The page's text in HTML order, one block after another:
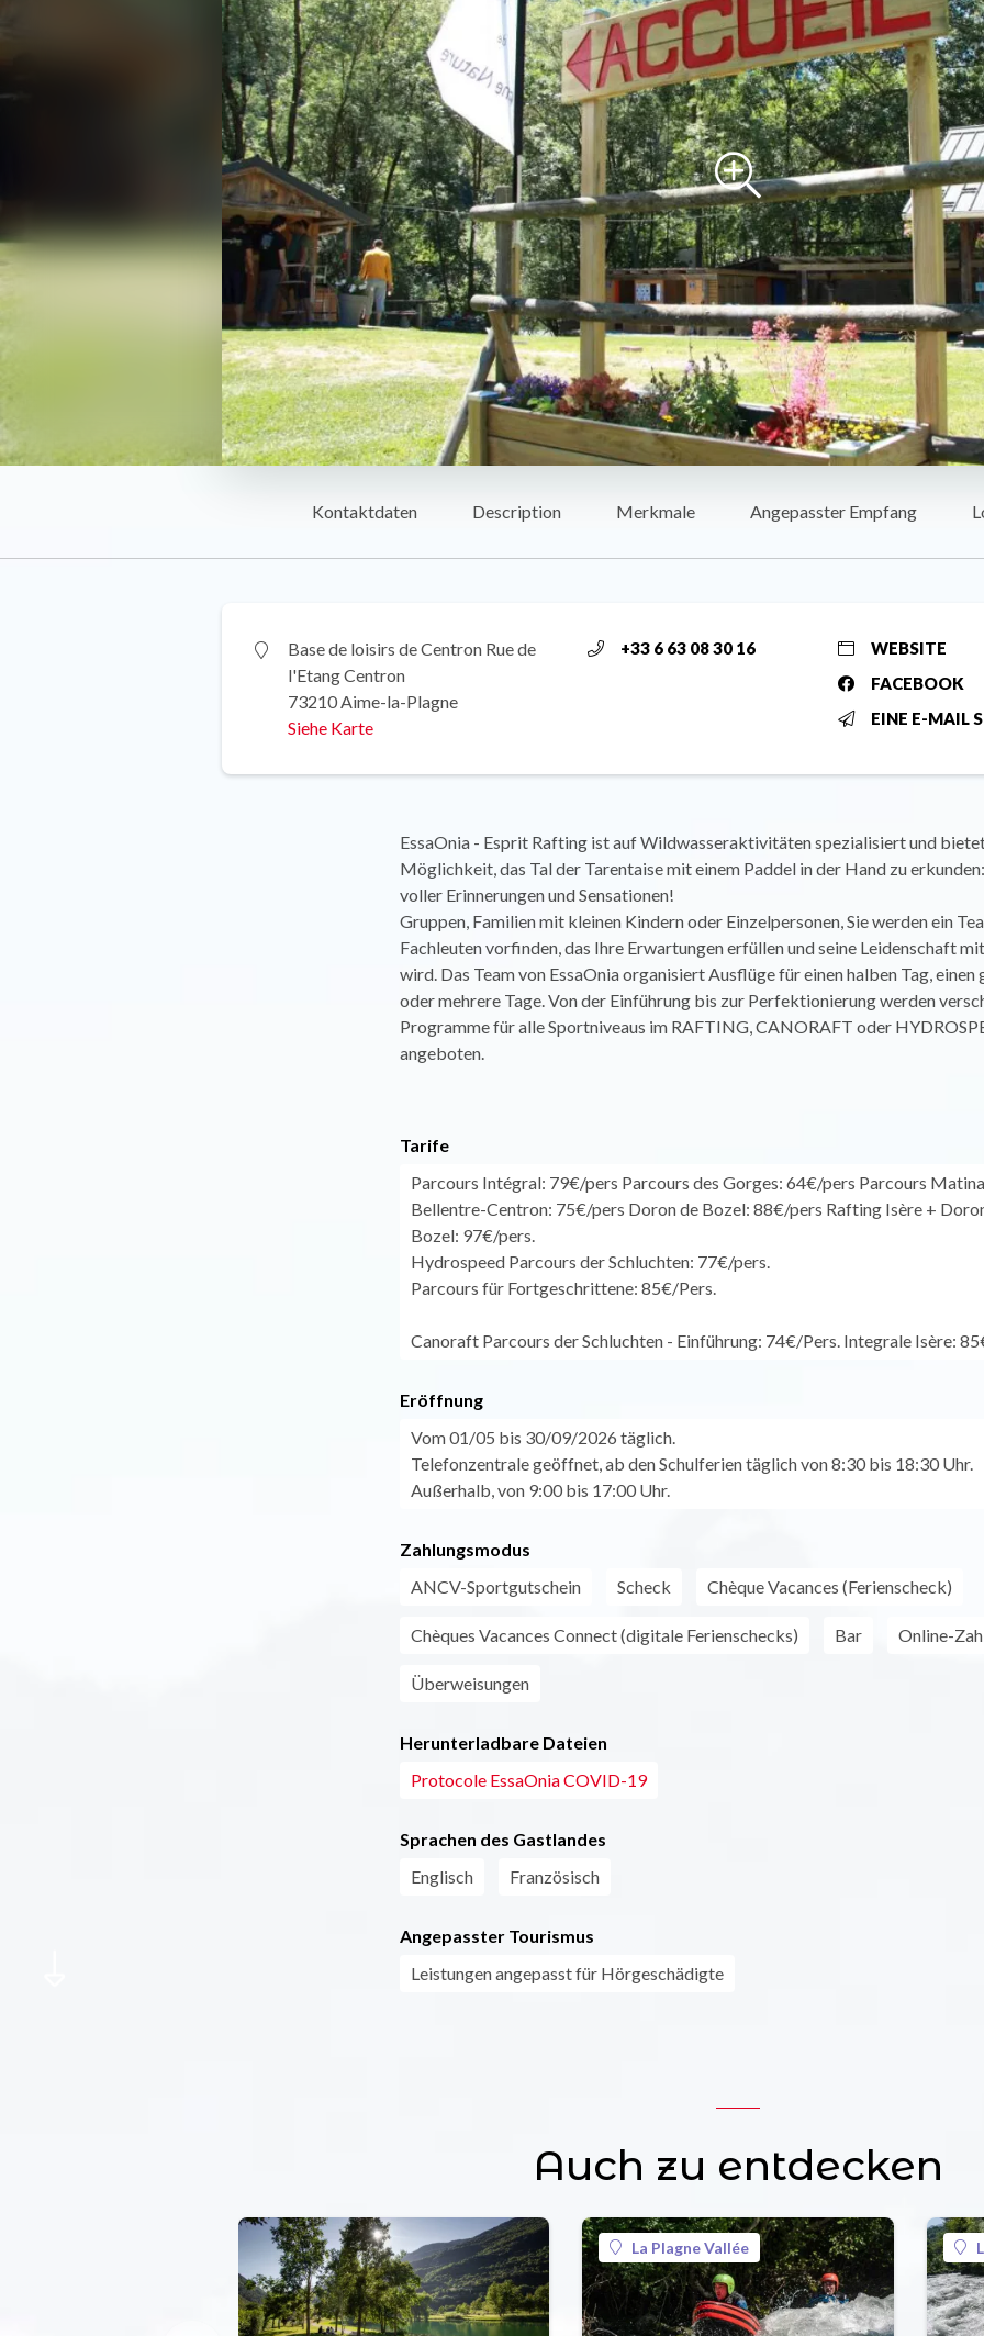
Kontaktdaten Description Merkmale Angepasster Empfang
Base de loisirs de Centron Rue de
l'Etang Centron
73210 Aime-la-Plagne
Siehe Karte
+33 6 63 08 30 16
WEBSITE
FACEBOOK
EINE E-MAIL
EssaOnia - Esprit Rafting ist auf Wildwasseraktivitäten spezialisiert und
Möglichkeit, das Tal der Tarentaise mit einem Paddel in der Hand zu
voller Erinnerungen und Sensationen!
Gruppen, Familien mit kleinen Kindern oder Einzelpersonen, Sie werden ein
Fachleuten vorfinden, das Ihre Erwartungen erfüllen und seine Leidenschaft
wird. Das Team von EssaOnia organisiert Ausflüge für einen halben Tag, einen
oder mehrere Tage. Von der Einführung bis zur Perfektionierung werden
Programme für alle Sportniveaus im RAFTING, CANORAFT oder
angeboten.
Tarife
Parcours Intégral: 79€/pers Parcours des Gorges: 64€/pers Parcours
Bellentre-Centron: 75€/pers Doron de Bozel: 88€/pers Rafting Isère +
Bozel: 97€/pers.
Hydrospeed Parcours der Schluchten: 77€/pers.
Parcours für Fortgeschrittene: 85€/Pers.
Canoraft Parcours der Schluchten - Einführung: 74€/Pers. Integrale Isère:
Eröffnung
Vom 01/05 bis 30/09/2026 täglich.
Telefonzentrale geöffnet, ab den Schulferien täglich von 8:30 bis 18:30 Uhr.
Außerhalb, von 9:00 bis 17:00 Uhr.
Zahlungsmodus
ANCV-Sportgutschein
Scheck Chèque Vacances (Ferienscheck)
Chèques Vacances Connect (digitale Ferienschecks) Bar Online-
Überweisungen
Herunterladbare Dateien
Protocole EssaOnia COVID-19
Sprachen des Gastlandes
Englisch
Französisch
Angepasster Tourismus
Leistungen angepasst für Hörgeschädigte
Auch zu entdecken
La Plagne Vallée